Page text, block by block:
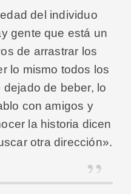
del individuo
gente que está un
de arrastrar los
lo mismo todos los
de beber, lo
con amigos y
la historia dicen
otra dirección».